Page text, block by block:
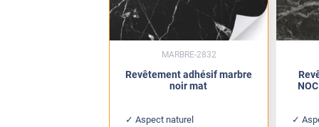
Revêtement adhésif marbre
noir mat
Aspect naturel
MARBRE-2832